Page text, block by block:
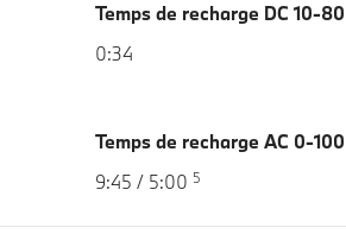
Temps de recharge DC 10-
0:34
Temps de recharge AC 0-
9:45 / 5:00 5